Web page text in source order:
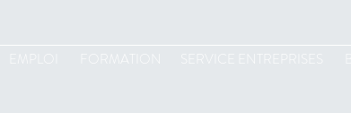
FORMATION SERVICE ENTREPRISES